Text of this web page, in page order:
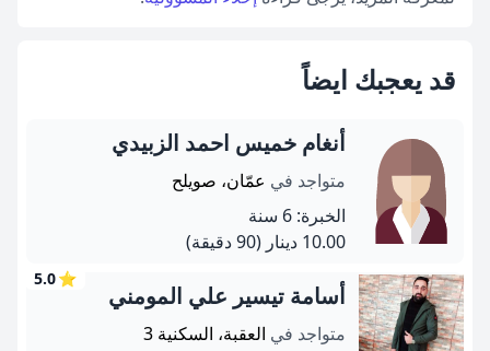
قد يعجبك ايضاً
أنغام خميس احمد الزبيدي
متواجد في عمّان، صويلح
الخبرة: 6 سنة
10.00 دينار
(90 دقيقة)
⭐
5.0
أسامة تيسير علي المومني
متواجد في العقبة، السكنية 3